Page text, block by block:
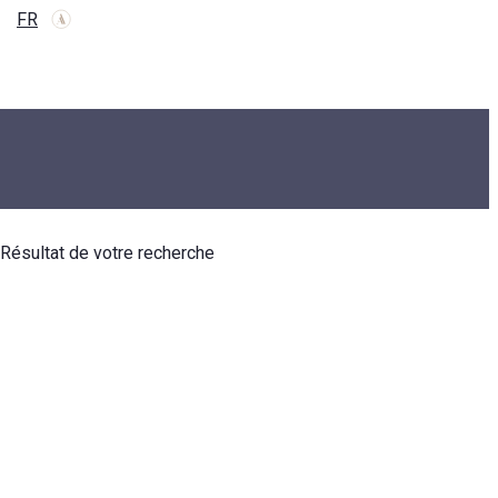
FR
Résultat de votre recherche